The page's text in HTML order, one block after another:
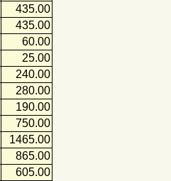
435.00
435.00
60.00
25.00
240.00
280.00
190.00
750.00
1465.00
865.00
605.00